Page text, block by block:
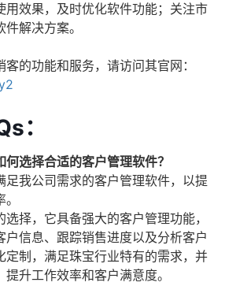
用效果，及时优化软件功能；关注市
解决方案。
的功能和服务，请访问其官网：
：
选择合适的客户管理软件？
足我公司需求的客户管理软件，以提
择，它具备强大的客户管理功能，
户信息、跟踪销售进度以及分析客户
定制，满足珠宝行业特有的需求，并
升工作效率和客户满意度。